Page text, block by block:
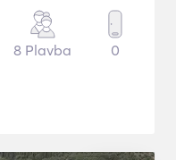
8 Plavba 0